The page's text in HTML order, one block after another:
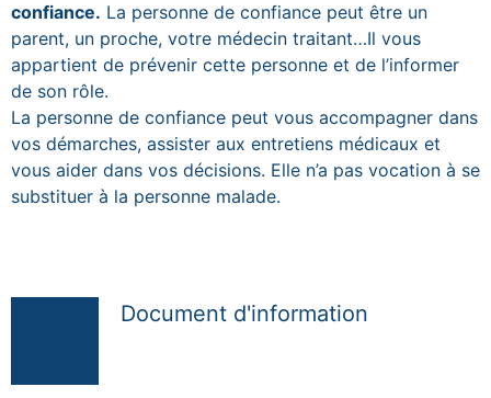
confiance. La personne de confiance peut être un
parent, un proche, votre médecin traitant…Il vous
appartient de prévenir cette personne et de l’informer
de son rôle.
La personne de confiance peut vous accompagner dans
vos démarches, assister aux entretiens médicaux et
vous aider dans vos décisions. Elle n’a pas vocation à se
substituer à la personne malade.
Document d'information